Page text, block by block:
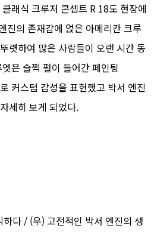
래식 크루저 콘셉트 R 18도 현장에
진의 존재감에 얹은 아메리칸 크루
렷하여 많은 사람들이 오랜 시간 동
은 슬쩍 펄이 들어간 페인팅
커스텀 감성을 표현했고 박서 엔진
세히 보게 되었다.
다 / (우) 고전적인 박서 엔진의 생